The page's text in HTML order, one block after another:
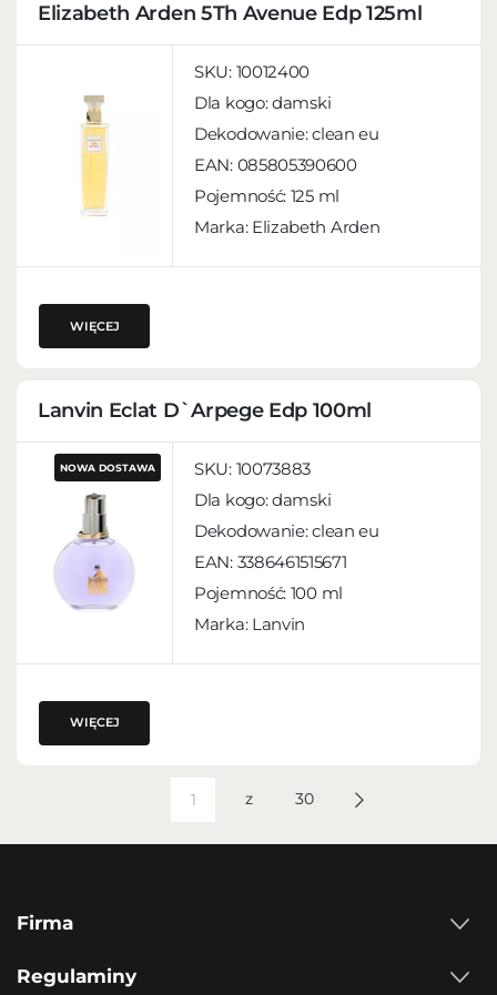
Elizabeth Arden 5Th Avenue Edp 125ml
SKU: 10012400
Dla kogo:damski
Dekodowanie:clean eu
EAN: 085805390600
Pojemność: 125 ml
Marka: Elizabeth Arden
WIĘCEJ
Lanvin Eclat D`Arpege Edp 100ml
NOWA DOSTAWA SKU: 10073883
Dla kogo:damski
Dekodowanie:clean eu
EAN: 3386461515671
Pojemność: 100 ml
Marka: Lanvin
WIĘCEJ
z 30
Firma
Regulaminy